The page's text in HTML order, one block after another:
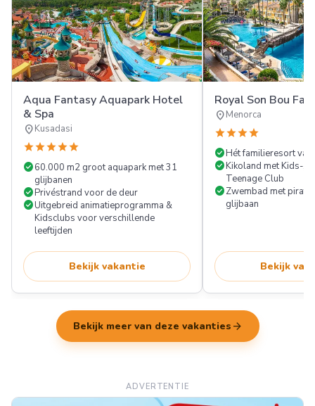
Aqua Fantasy Aquapark Hotel
& Spa
location_onKusadasi
starstarstarstarstar
check_circle60.000 m2 groot aquapark met 31
glijbanen
check_circlePrivéstrand voor de deur
check_circleUitgebreid animatieprogramma &
Kidsclubs voor verschillende
leeftijden
Bekijk vakantie
Royal Son Bou
location_onMenorca
starstarstarstar
check_circleHét familieresort van
check_circleKikoland met Kids-,
Teenage Club
check_circleZwembad met
glijbaan
Bekijk
Bekijk meer van deze vakanties arrow_forward
ADVERTENTIE